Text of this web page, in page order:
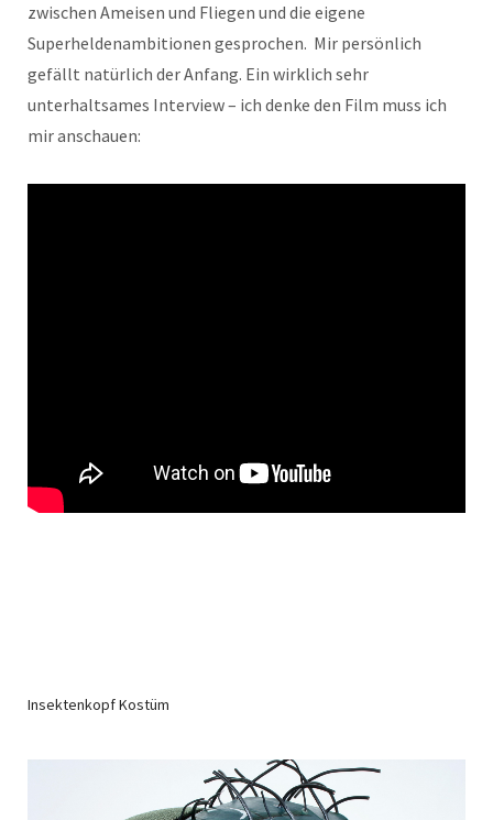
zwischen Ameisen und Fliegen und die eigene
Superheldenambitionen gesprochen. Mir persönlich
gefällt natürlich der Anfang. Ein wirklich sehr
unterhaltsames Interview – ich denke den Film muss ich
mir anschauen:
Insektenkopf Kostüm